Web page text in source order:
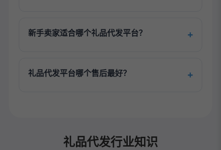
新手卖家适合哪个礼品代发平台？
礼品代发平台哪个售后最好？
礼品代发行业知识